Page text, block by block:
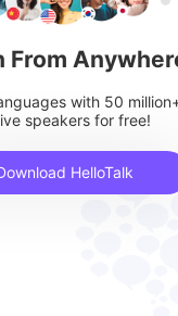
From
with 50
speakers for free!
HelloTalk